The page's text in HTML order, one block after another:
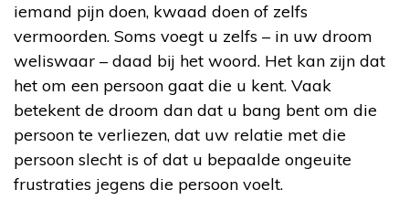
iemand pijn doen, kwaad doen of zelfs
vermoorden. Soms voegt u zelfs – in uw droom
weliswaar – daad bij het woord. Het kan zijn dat
het om een persoon gaat die u kent. Vaak
betekent de droom dan dat u bang bent om die
persoon te verliezen, dat uw relatie met die
persoon slecht is of dat u bepaalde ongeuite
frustraties jegens die persoon voelt.